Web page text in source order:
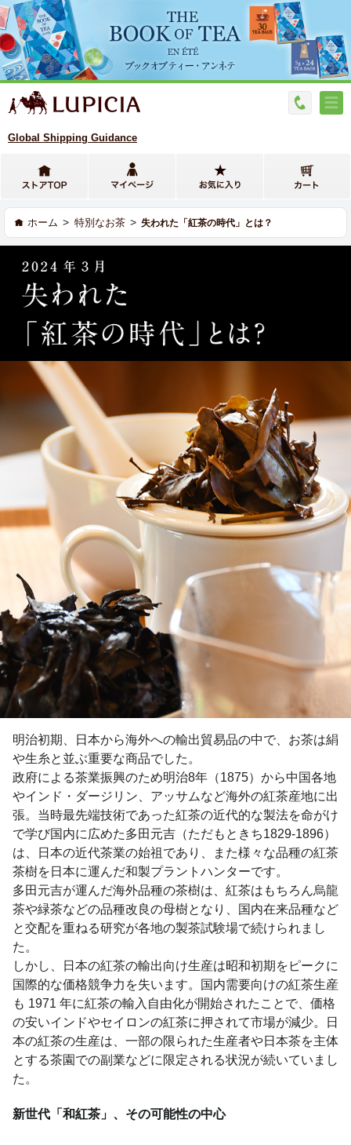
Global Shipping Guidance
ホーム > 特別なお茶 > 失われた「紅茶の時代」とは？
明治初期、日本から海外への輸出貿易品の中で、お茶は絹
や生糸と並ぶ重要な商品でした。
政府による茶業振興のため明治8年（1875）から中国各地
やインド・ダージリン、アッサムなど海外の紅茶産地に出
張。当時最先端技術であった紅茶の近代的な製法を命がけ
で学び国内に広めた多田元吉（ただもときち1829-1896）
は、日本の近代茶業の始祖であり、また様々な品種の紅茶
茶樹を日本に運んだ和製プラントハンターです。
多田元吉が運んだ海外品種の茶樹は、紅茶はもちろん烏龍
茶や緑茶などの品種改良の母樹となり、国内在来品種など
と交配を重ねる研究が各地の製茶試験場で続けられまし
た。
しかし、日本の紅茶の輸出向け生産は昭和初期をピークに
国際的な価格競争力を失います。国内需要向けの紅茶生産
も 1971 年に紅茶の輸入自由化が開始されたことで、価格
の安いインドやセイロンの紅茶に押されて市場が減少。日
本の紅茶の生産は、一部の限られた生産者や日本茶を主体
とする茶園での副業などに限定される状況が続いていまし
た。
新世代「和紅茶」、その可能性の中心